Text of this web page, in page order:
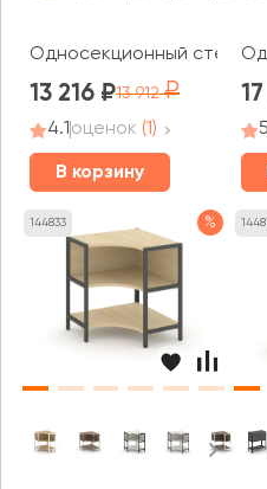
Односекционный
13 216 13 912
4.1 оценок (1)
В корзину
144833 %